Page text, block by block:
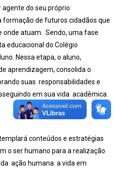
do seu próprio
de futuros cidadãos que
onde atuam. Sendo, uma fase
educacional do Colégio
Nessa etapa, o aluno,
aprendizagem, consolida o
suas responsabilidades e
em sua vida acadêmica.
conteúdos e estratégias
o ser humano para a realização
ação humana: a vida em